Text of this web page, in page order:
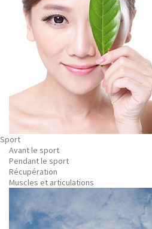
Sport
Avant le sport
Pendant le sport
Récupération
Muscles et articulations